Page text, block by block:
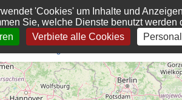
'Cookies' um Inhalte und
Sie, welche Dienste benutzt werden
Verbiete alle Cookies